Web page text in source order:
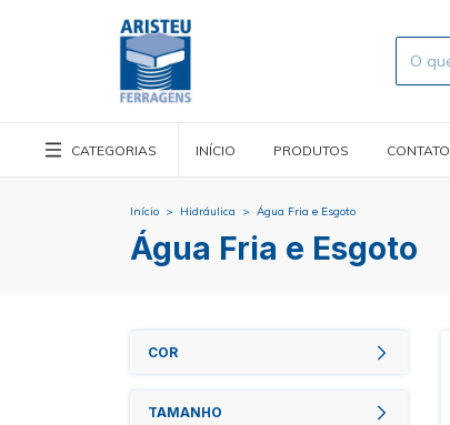
CATEGORIAS INÍCIO PRODUTOS CONTATO
Início > Hidráulica > Água Fria e Esgoto
Água Fria e Esgoto
COR
TAMANHO